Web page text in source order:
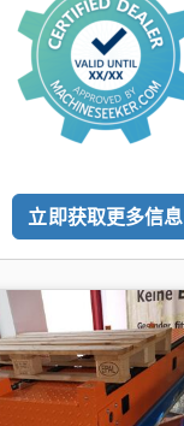
立即获取更多信息